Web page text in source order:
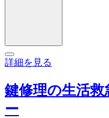
詳細を見る
鍵修理の生活救
ー